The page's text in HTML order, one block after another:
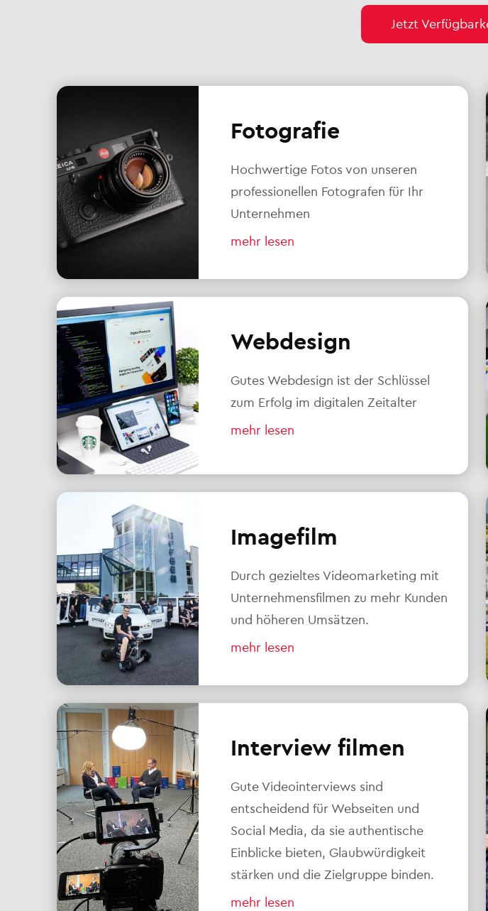
Jetzt
Fotografie
Hochwertige Fotos von unseren
professionellen Fotografen für Ihr
Unternehmen
mehr lesen
Webdesign
Gutes Webdesign ist der Schlüssel
zum Erfolg im digitalen Zeitalter
mehr lesen
Imagefilm
Durch gezieltes Videomarketing mit
Unternehmensfilmen zu mehr Kunden
und höheren Umsätzen.
mehr lesen
Interview filmen
Gute Videointerviews sind
entscheidend für Webseiten und
Social Media, da sie authentische
Einblicke bieten, Glaubwürdigkeit
stärken und die Zielgruppe binden.
mehr lesen